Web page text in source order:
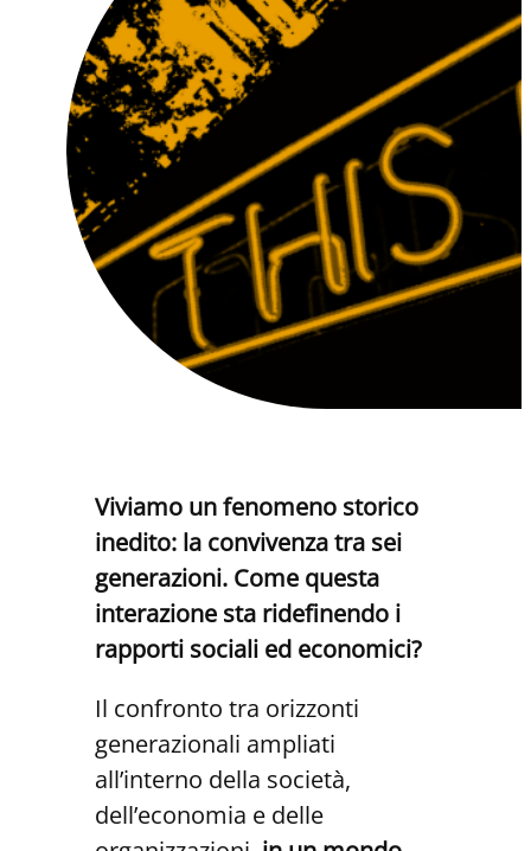
Viviamo un fenomeno storico
inedito: la convivenza tra sei
generazioni. Come questa
interazione sta ridefinendo i
rapporti sociali ed economici?
Il confronto tra orizzonti
generazionali ampliati
all’interno della società,
dell’economia e delle